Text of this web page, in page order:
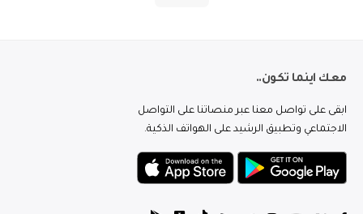
معك اينما تكون..
ابقى على تواصل معنا عبر منصاتنا على التواصل
الاجتماعي وتطبيق الرشيد على الهواتف الذكية.